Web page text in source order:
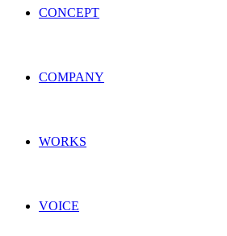
CONCEPT
COMPANY
WORKS
VOICE